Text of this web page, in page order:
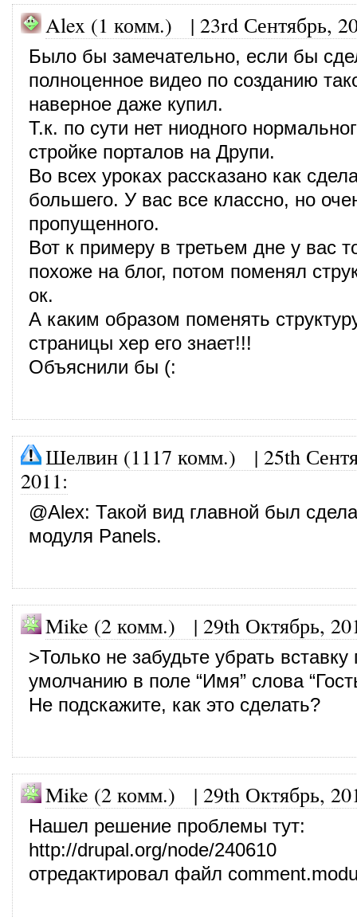
Alex (1 комм.) | 23rd Сентябрь,
Было бы замечательно, если бы
полноценное видео по созданию
наверное даже купил.
Т.к. по сути нет ниодного
стройке порталов на Друпи.
Во всех уроках рассказано как
большего. У вас все классно, но
пропущенного.
Вот к примеру в третьем дне у вас
похоже на блог, потом поменял
ок.
А каким образом поменять
страницы хер его знает!!!
Объяснили бы (:
Шелвин (1117 комм.) | 25th
2011:
@Alex: Такой вид главной был
модуля Panels.
Mike (2 комм.) | 29th Октябрь,
>Только не забудьте убрать вставку
умолчанию в поле “Имя” слова
Не подскажите, как это сделать?
Mike (2 комм.) | 29th Октябрь,
Нашел решение проблемы тут:
http://drupal.org/node/240610
отредактировал файл